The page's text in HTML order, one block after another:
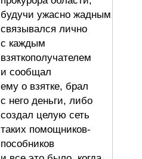
будучи ужасно жадным
связывался лично
с каждым
взяткополучателем
и сообщал
ему о взятке, брал
с него деньги, либо
создал целую сеть
таких помощников-
пособников